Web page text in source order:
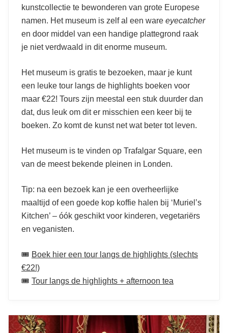
kunstcollectie te bewonderen van grote Europese
namen. Het museum is zelf al een ware eyecatcher
en door middel van een handige plattegrond raak
je niet verdwaald in dit enorme museum.
Het museum is gratis te bezoeken, maar je kunt
een leuke tour langs de highlights boeken voor
maar €22! Tours zijn meestal een stuk duurder dan
dat, dus leuk om dit er misschien een keer bij te
boeken. Zo komt de kunst net wat beter tot leven.
Het museum is te vinden op Trafalgar Square, een
van de meest bekende pleinen in Londen.
Tip: na een bezoek kan je een overheerlijke
maaltijd of een goede kop koffie halen bij ‘Muriel’s
Kitchen’ – óók geschikt voor kinderen, vegetariërs
en veganisten.
🎟️ Boek hier een tour langs de highlights (slechts
€22!)
🎟️ Tour langs de highlights + afternoon tea